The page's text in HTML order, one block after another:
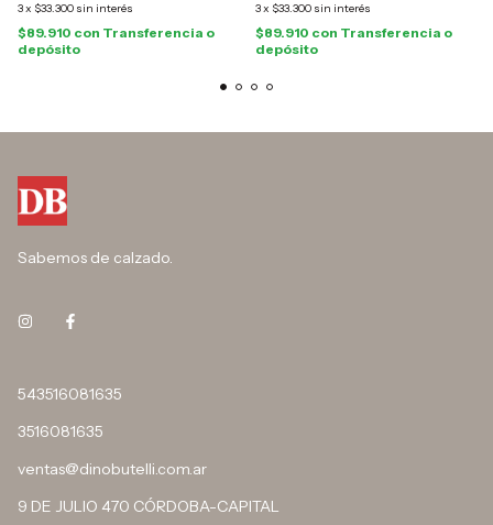
3x $33.300 sin interés
$89.910 con Transferencia o
depósito
3x $33.300 sin interés
$89.910 con Transferencia o
depósito
Sabemos de calzado.
543516081635
3516081635
ventas@dinobutelli.com.ar
9 DE JULIO 470 CÓRDOBA-CAPITAL